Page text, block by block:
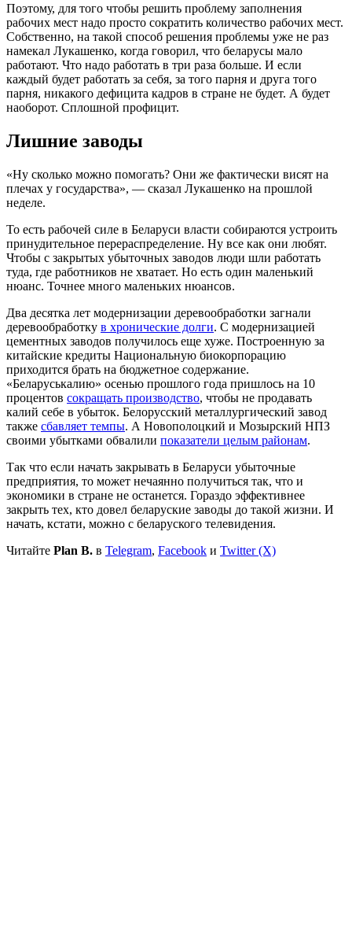
Поэтому, для того чтобы решить проблему заполнения
рабочих мест надо просто сократить количество рабочих мест.
Собственно, на такой способ решения проблемы уже не раз
намекал Лукашенко, когда говорил, что беларусы мало
работают. Что надо работать в три раза больше. И если
каждый будет работать за себя, за того парня и друга того
парня, никакого дефицита кадров в стране не будет. А будет
наоборот. Сплошной профицит.
Лишние заводы
«Ну сколько можно помогать? Они же фактически висят на
плечах у государства», — сказал Лукашенко на прошлой
неделе.
То есть рабочей силе в Беларуси власти собираются устроить
принудительное перераспределение. Ну все как они любят.
Чтобы с закрытых убыточных заводов люди шли работать
туда, где работников не хватает. Но есть один маленький
нюанс. Точнее много маленьких нюансов.
Два десятка лет модернизации деревообработки загнали
деревообработку в хронические долги. С модернизацией
цементных заводов получилось еще хуже. Построенную за
китайские кредиты Национальную биокорпорацию
приходится брать на бюджетное содержание.
«Беларуськалию» осенью прошлого года пришлось на 10
процентов сокращать производство, чтобы не продавать
калий себе в убыток. Белорусский металлургический завод
также сбавляет темпы. А Новополоцкий и Мозырский НПЗ
своими убытками обвалили показатели целым районам.
Так что если начать закрывать в Беларуси убыточные
предприятия, то может нечаянно получиться так, что и
экономики в стране не останется. Гораздо эффективнее
закрыть тех, кто довел беларуские заводы до такой жизни. И
начать, кстати, можно с беларуского телевидения.
Читайте Plan B. в Telegram, Facebook и Twitter (X)